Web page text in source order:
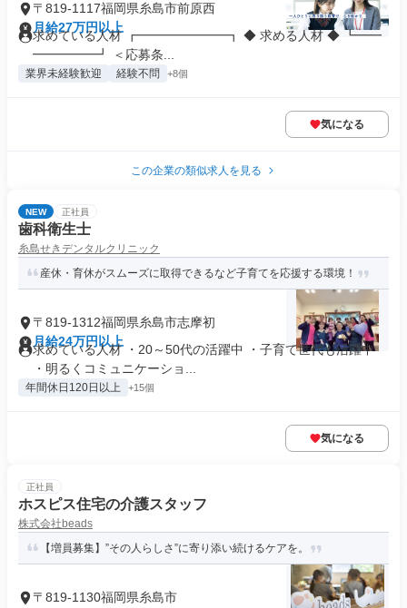
〒819-1117福岡県糸島市前原西
月給27万円以上
求めている人材 ┏━━━━━━━┓ ◆ 求める人材 ◆ ┗━━
━━━━━┛ ＜応募条...
業界未経験歓迎 経験不問 +8個
気になる
この企業の類似求人を見る
NEW 正社員
歯科衛生士
糸島せきデンタルクリニック
産休・育休がスムーズに取得できるなど子育てを応援する環境！
〒819-1312福岡県糸島市志摩初
月給24万円以上
求めている人材 ・20～50代の活躍中 ・子育て世代も活躍中
・明るくコミュニケーショ...
年間休日120日以上 +15個
気になる
正社員
ホスピス住宅の介護スタッフ
株式会社beads
【増員募集】”その人らしさ”に寄り添い続けるケアを。
〒819-1130福岡県糸島市